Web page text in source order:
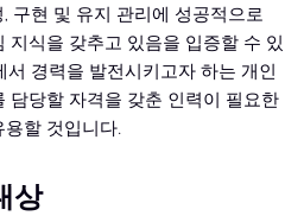
구현 및 유지 관리에 성공적으로
지식을 갖추고 있음을 입증할 수 있
경력을 발전시키고자 하는 개인
담당할 자격을 갖춘 인력이 필요한
할 것입니다.
상